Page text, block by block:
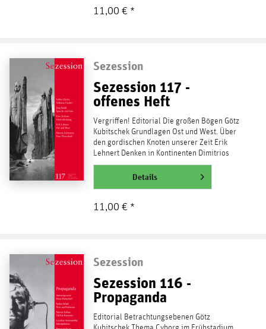
11,00 € *
Sezession
Sezession 117 -
offenes Heft
Vergriffen! Editorial Die großen Bögen Götz
Kubitschek Grundlagen Ost und West. Über
den gordischen Knoten unserer Zeit Erik
Lehnert Denken in Kontinenten Dimitrios
Kisoudis Vom...
weiterlesenDetails
11,00 € *
Sezession
Sezession 116 -
Propaganda
Editorial Betrachtungsebenen Götz